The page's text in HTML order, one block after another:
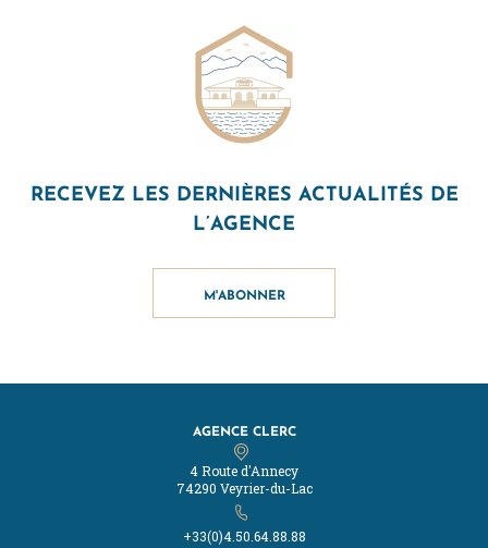
RECEVEZ LES DERNIÈRES ACTUALITÉS DE
L’AGENCE
M'ABONNER
AGENCE CLERC
4 Route d'Annecy
74290 Veyrier-du-Lac
+33(0)4.50.64.88.88